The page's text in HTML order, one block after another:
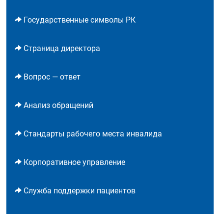
Государственные символы РК
Страница директора
Вопрос — ответ
Анализ обращений
Стандарты рабочего места инвалида
Корпоративное управление
Служба поддержки пациентов